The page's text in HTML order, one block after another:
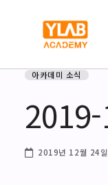
아카데미 소식
2019-
2019년 12월 24일